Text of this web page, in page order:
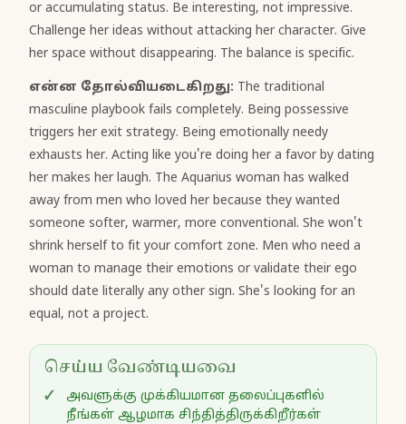
or accumulating status. Be interesting, not impressive.
Challenge her ideas without attacking her character. Give
her space without disappearing. The balance is specific.
என்ன தோல்வியடைகிறது: The traditional
masculine playbook fails completely. Being possessive
triggers her exit strategy. Being emotionally needy
exhausts her. Acting like you're doing her a favor by dating
her makes her laugh. The Aquarius woman has walked
away from men who loved her because they wanted
someone softer, warmer, more conventional. She won't
shrink herself to fit your comfort zone. Men who need a
woman to manage their emotions or validate their ego
should date literally any other sign. She's looking for an
equal, not a project.
செய்ய வேண்டியவை
அவளுக்கு முக்கியமான தலைப்புகளில்
நீங்கள் ஆழமாக சிந்தித்திருக்கிறீர்கள்